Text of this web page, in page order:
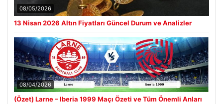
08/05/2026
13 Nisan 2026 Altın Fiyatları Güncel Durum ve Analizler
08/04/2026
(Özet) Larne – Iberia 1999 Maçı Özeti ve Tüm Önemli Anları